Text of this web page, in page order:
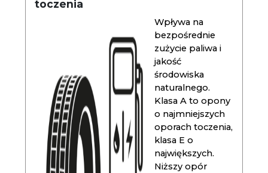
toczenia
Wpływa na
bezpośrednie
zużycie paliwa i
jakość
środowiska
naturalnego.
Klasa A to opony
o najmniejszych
oporach toczenia,
klasa E o
największych.
Niższy opór